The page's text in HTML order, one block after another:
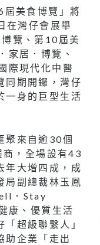
美食博覽」將
在灣仔會展舉
覽、第10屆美
家居．博覽、
際現代化中醫
同期開鑼，灣仔
一身的巨型生活
聚來自逾30個
，全場設有43
年大增四成，成
局副總裁林玉鳳
．Stay
康、優質生活
超級聯繫人」
助企業「走出